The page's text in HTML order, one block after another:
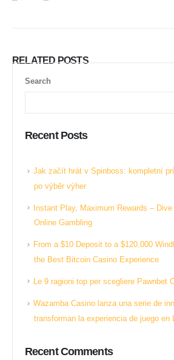
RELATEDPOSTS
Search
Recent Posts
Jak začít hrát v Spinboss: kompletní
po výběr výher
Instant Play, Maximum Rewards –
Online Gambling
From a $10 Deposit to a $120,000
the Best Bitcoin Casino Experience
Le 9 ragioni top per scegliere Pawnbet
Wazamba Casino lanza una serie de
transforman la experiencia de juego en
Recent Comments